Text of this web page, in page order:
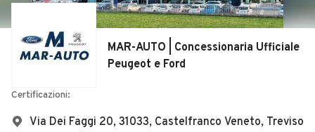
Noleggio a lungo termine
Auto d'epocaMAR-AUTO | Concessionaria Ufficiale
Peugeot e Ford
Certificazioni:
Via Dei Faggi 20, 31033, Castelfranco Veneto, Treviso